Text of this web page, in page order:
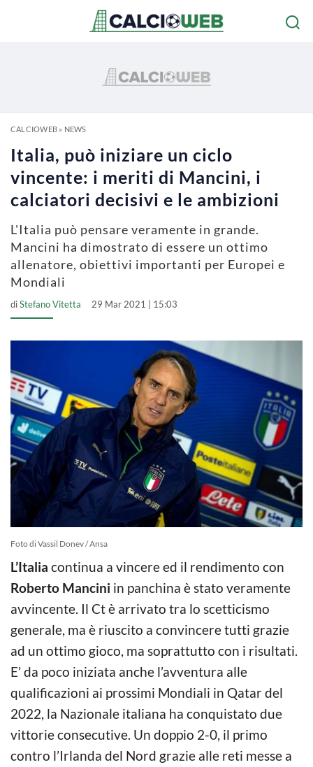
CALCIOWEB» NEWS
Italia, può iniziare un ciclo
vincente: i meriti di Mancini, i
calciatori decisivi e le ambizioni
L'Italia può pensare veramente in grande.
Mancini ha dimostrato di essere un ottimo
allenatore, obiettivi importanti per Europei e
Mondiali
diStefano Vitetta 29 Mar 2021 | 15:03
Foto di Vassil Donev / Ansa
L’Italia continua a vincere ed il rendimento con
Roberto Mancini in panchina è stato veramente
avvincente. Il Ct è arrivato tra lo scetticismo
generale, ma è riuscito a convincere tutti grazie
ad un ottimo gioco, ma soprattutto con i risultati.
E’ da poco iniziata anche l’avventura alle
qualificazioni ai prossimi Mondiali in Qatar del
2022, la Nazionale italiana ha conquistato due
vittorie consecutive. Un doppio 2-0, il primo
contro l’Irlanda del Nord grazie alle reti messe a